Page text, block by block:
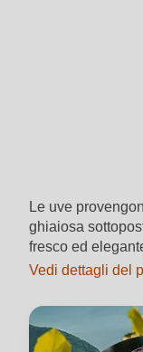
Le uve
ghiaiosa
fresco ed
Vedi dettagli del